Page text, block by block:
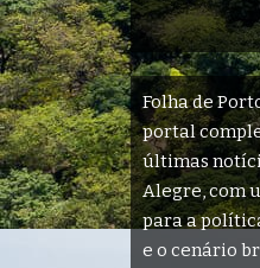
Folha de
portal
últimas
Alegre, com
para a
e o cenário